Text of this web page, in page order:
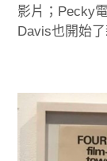
影片；Pecky
Davis也開始